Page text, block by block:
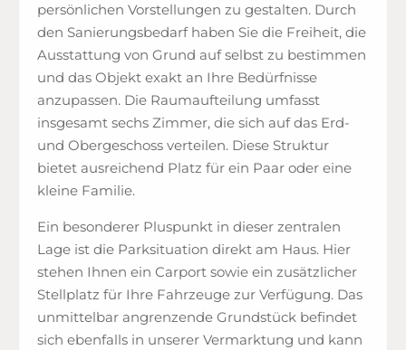
persönlichen Vorstellungen zu gestalten. Durch
den Sanierungsbedarf haben Sie die Freiheit, die
Ausstattung von Grund auf selbst zu bestimmen
und das Objekt exakt an Ihre Bedürfnisse
anzupassen. Die Raumaufteilung umfasst
insgesamt sechs Zimmer, die sich auf das Erd-
und Obergeschoss verteilen. Diese Struktur
bietet ausreichend Platz für ein Paar oder eine
kleine Familie.
Ein besonderer Pluspunkt in dieser zentralen
Lage ist die Parksituation direkt am Haus. Hier
stehen Ihnen ein Carport sowie ein zusätzlicher
Stellplatz für Ihre Fahrzeuge zur Verfügung. Das
unmittelbar angrenzende Grundstück befindet
sich ebenfalls in unserer Vermarktung und kann